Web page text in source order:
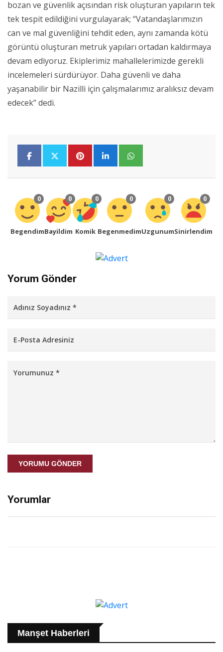
bozan ve güvenlik açısından risk oluşturan yapıların tek
tek tespit edildiğini vurgulayarak; “Vatandaşlarımızın
can ve mal güvenliğini tehdit eden, aynı zamanda kötü
görüntü oluşturan metruk yapıları ortadan kaldırmaya
devam ediyoruz. Ekiplerimiz mahallelerimizde gerekli
incelemeleri sürdürüyor. Daha güvenli ve daha
yaşanabilir bir Nazilli için çalışmalarımız aralıksız devam
edecek” dedi.
0
Begendim
0
Bayildim
0
Komik
0
Begenmedim
0
Uzgunum
0
Sinirlendim
Yorum Gönder
YORUMU GÖNDER
Yorumlar
Manşet Haberleri